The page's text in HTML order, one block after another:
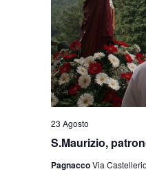
S.Maurizio,
23 Agosto
PagnaccoVia